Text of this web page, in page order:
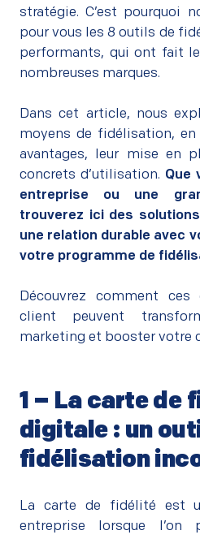
stratégie. C’est pourquoi
pour vous les 8 outils de
performants, qui ont fait
nombreuses marques.
Dans cet article, nous
moyens de fidélisation,
avantages, leur mise en
concrets d’utilisation. Que
entreprise ou une
trouverez ici des
une relation durable avec
votre programme de
Découvrez comment
client peuvent
marketing et booster votre
1 – La carte de
digitale : un
fidélisation
La carte de fidélité est
entreprise lorsque l’on